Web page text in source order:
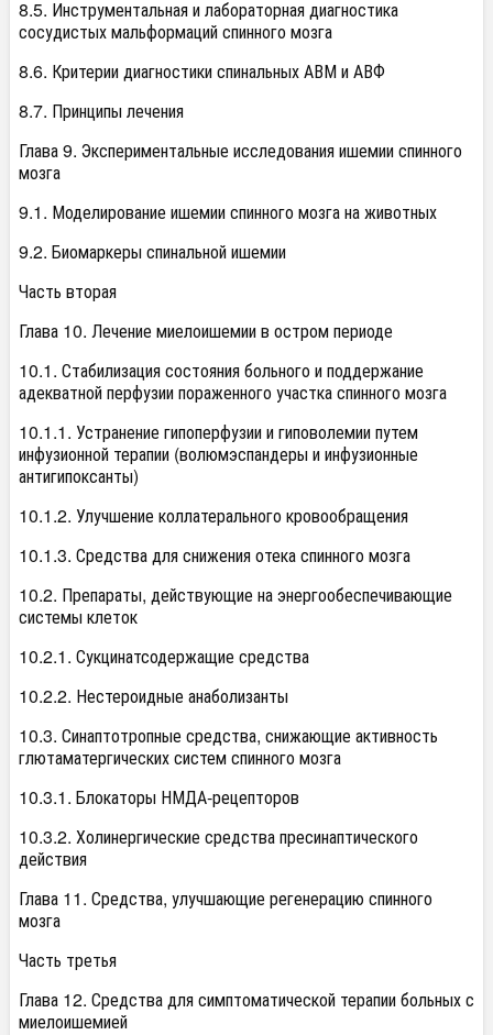
8.5. Инструментальная и лабораторная диагностика
сосудистых мальформаций спинного мозга
8.6. Критерии диагностики спинальных АВМ и АВФ
8.7. Принципы лечения
Глава 9. Экспериментальные исследования ишемии спинного
мозга
9.1. Моделирование ишемии спинного мозга на животных
9.2. Биомаркеры спинальной ишемии
Часть вторая
Глава 10. Лечение миелоишемии в остром периоде
10.1. Стабилизация состояния больного и поддержание
адекватной перфузии пораженного участка спинного мозга
10.1.1. Устранение гипоперфузии и гиповолемии путем
инфузионной терапии (волюмэспандеры и инфузионные
антигипоксанты)
10.1.2. Улучшение коллатерального кровообращения
10.1.3. Средства для снижения отека спинного мозга
10.2. Препараты, действующие на энергообеспечивающие
системы клеток
10.2.1. Сукцинатсодержащие средства
10.2.2. Нестероидные анаболизанты
10.3. Синаптотропные средства, снижающие активность
глютаматергических систем спинного мозга
10.3.1. Блокаторы НМДА-рецепторов
10.3.2. Холинергические средства пресинаптического
действия
Глава 11. Средства, улучшающие регенерацию спинного
мозга
Часть третья
Глава 12. Средства для симптоматической терапии больных с
миелоишемией